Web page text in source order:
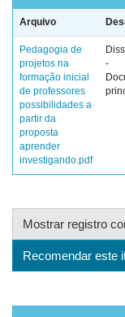
Arquivo
Pedagogia de
projetos na
formação inicial
de professores
possibilidades a
partir da
proposta
aprender
investigando.pdf
-
Mostrar registro
Recomendar este